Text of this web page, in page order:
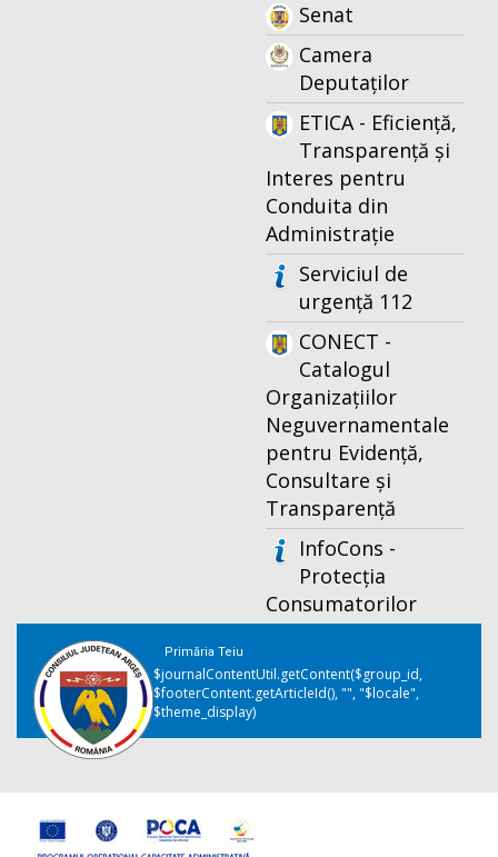
Senat
Camera
Deputaților
ETICA - Eficiență,
Transparență și
Interes pentru
Conduita din
Administrație
Serviciul de
urgență 112
CONECT -
Catalogul
Organizațiilor
Neguvernamentale
pentru Evidență,
Consultare și
Transparență
InfoCons -
Protecția
Consumatorilor
Primăria Teiu
$journalContentUtil.getContent($group_id,
$footerContent.getArticleId(), "", "$locale",
$theme_display)